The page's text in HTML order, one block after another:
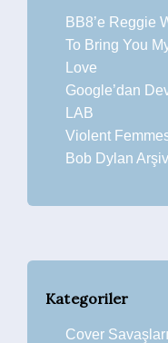
BB8’e Reggie
To Bring You
Love
Google’dan
LAB
Violent
Bob Dylan
Kategoriler
Cover Savaşları